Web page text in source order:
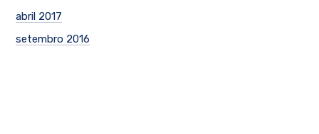
abril 2017
setembro 2016